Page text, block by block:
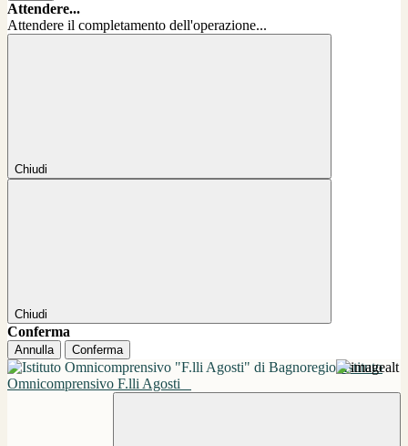
Attendere...
Attendere il completamento dell'operazione...
Chiudi
Chiudi
Conferma
Annulla Conferma
Istituto
Omnicomprensivo F.lli Agosti